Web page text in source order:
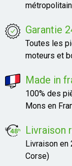
Garantie
Toutes les
moteurs et
Made in
100% des
Mons en
Livraison
Livraison en
Corse)